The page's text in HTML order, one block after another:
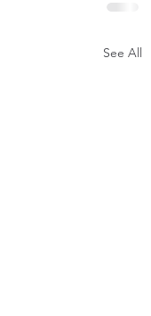
See All